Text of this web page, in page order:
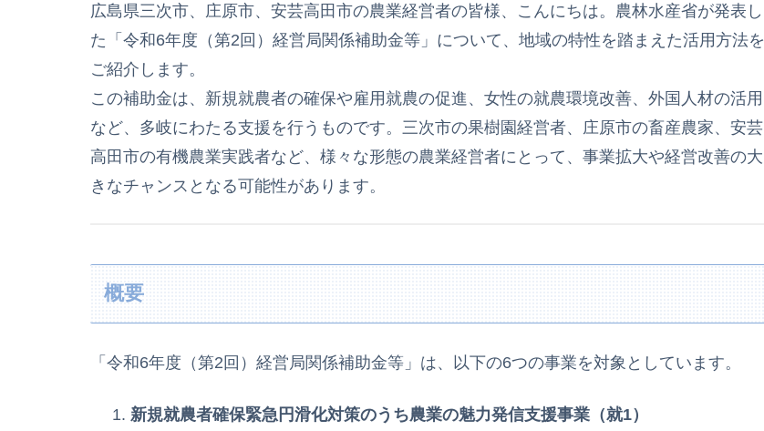
広島県三次市、庄原市、安芸高田市の農業経営者の皆様、こんにちは。農林水産省が発表し
た「令和6年度（第2回）経営局関係補助金等」について、地域の特性を踏まえた活用方法を
ご紹介します。
この補助金は、新規就農者の確保や雇用就農の促進、女性の就農環境改善、外国人材の活用
など、多岐にわたる支援を行うものです。三次市の果樹園経営者、庄原市の畜産農家、安芸
高田市の有機農業実践者など、様々な形態の農業経営者にとって、事業拡大や経営改善の大
きなチャンスとなる可能性があります。
概要
「令和6年度（第2回）経営局関係補助金等」は、以下の6つの事業を対象としています。
新規就農者確保緊急円滑化対策のうち農業の魅力発信支援事業（就1）